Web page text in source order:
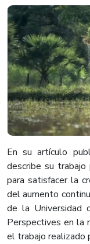
En su artículo
describe su
para satisfacer la
del aumento
de la Universidad
Perspectives en la
el trabajo realizado